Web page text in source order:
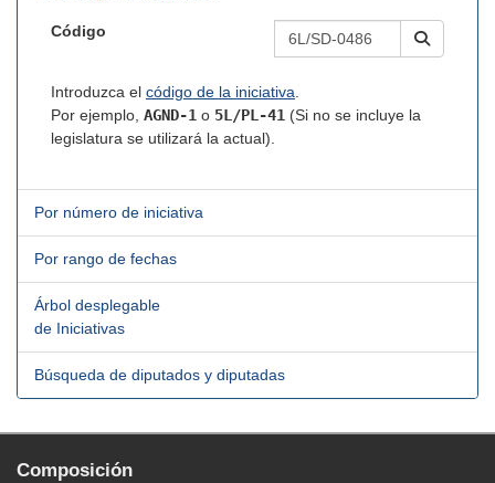
Código
Introduzca el código de la iniciativa.
Por ejemplo, AGND-1 o 5L/PL-41 (Si no se incluye la
legislatura se utilizará la actual).
Por número de iniciativa
Por rango de fechas
Árbol desplegable
de Iniciativas
Búsqueda de diputados y diputadas
Composición